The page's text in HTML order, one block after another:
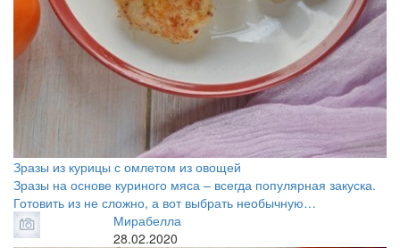
Зразы из курицы с омлетом из овощей
Зразы на основе куриного мяса – всегда популярная закуска.
Готовить из не сложно, а вот выбрать необычную…
Мирабелла
28.02.2020